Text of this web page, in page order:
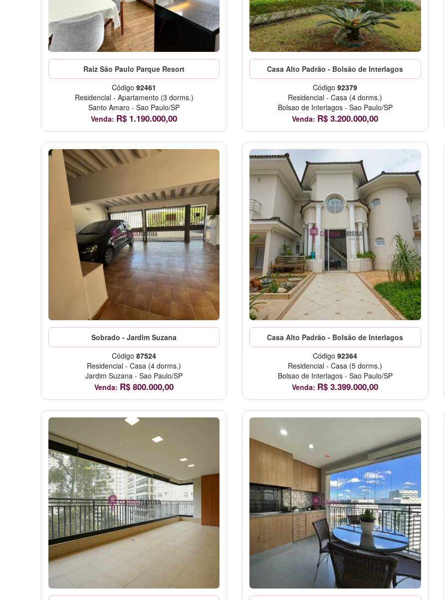
Raiz São Paulo Parque Resort
Código92461
Residencial - Apartamento (3 dorms.)
Santo Amaro -Sao Paulo/SP
Venda: R$ 1.190.000,00
Casa Alto Padrão - Bolsão de Interlagos
Código92379
Residencial -Casa (4 dorms.)
Bolsao de Interlagos - Sao Paulo/SP
Venda: R$3.200.000,00
Sobrado - Jardim Suzana
Código87524
Residencial -Casa (4 dorms.)
Jardim Suzana -Sao Paulo/SP
Venda: R$800.000,00
Casa Alto Padrão - Bolsão de Interlagos
Código92364
Residencial -Casa (5 dorms.)
Bolsao de Interlagos - Sao Paulo/SP
Venda: R$3.399.000,00